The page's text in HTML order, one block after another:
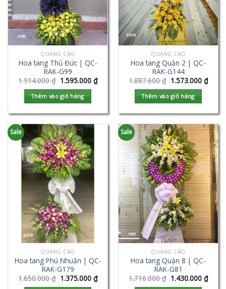
QUẢNG CÁO
Hoa tang Thủ Đức | QC-
RAK-G99
1.914.000₫ 1.595.000 ₫
Thêm vào giỏ hàng
QUẢNG CÁO
Hoa tang Quận 2 | QC-
RAK-G144
1.887.600₫ 1.573.000 ₫
Thêm vào giỏ hàng
Sale
QUẢNG CÁO
Hoa tang Phú Nhuận | QC-
RAK-G179
1.650.000₫ 1.375.000 ₫
Sale
QUẢNG CÁO
Hoa tang Quận 8 | QC-
RAK-G81
1.716.000₫ 1.430.000 ₫